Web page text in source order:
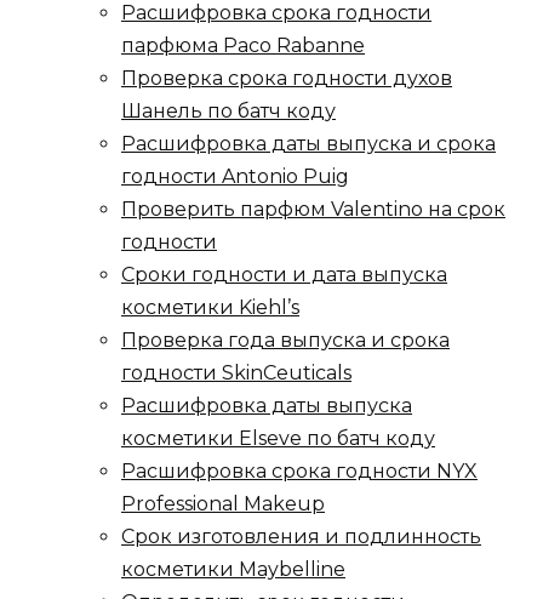
Расшифровка срока годности
парфюма Paco Rabanne
Проверка срока годности духов
Шанель по батч коду
Расшифровка даты выпуска и срока
годности Antonio Puig
Проверить парфюм Valentino на срок
годности
Сроки годности и дата выпуска
косметики Kiehl’s
Проверка года выпуска и срока
годности SkinCeuticals
Расшифровка даты выпуска
косметики Elseve по батч коду
Расшифровка срока годности NYX
Professional Makeup
Срок изготовления и подлинность
косметики Maybelline